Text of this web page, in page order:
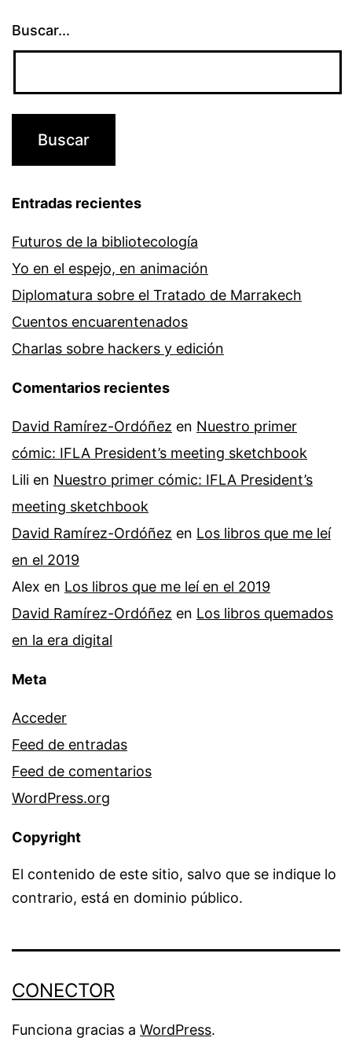
Buscar...
Entradas recientes
Futuros de la bibliotecología
Yo en el espejo, en animación
Diplomatura sobre el Tratado de Marrakech
Cuentos encuarentenados
Charlas sobre hackers y edición
Comentarios recientes
David Ramírez-Ordóñez en Nuestro primer
cómic: IFLA President’s meeting sketchbook
Lili en Nuestro primer cómic: IFLA President’s
meeting sketchbook
David Ramírez-Ordóñez en Los libros que me leí
en el 2019
Alex en Los libros que me leí en el 2019
David Ramírez-Ordóñez en Los libros quemados
en la era digital
Meta
Acceder
Feed de entradas
Feed de comentarios
WordPress.org
Copyright
El contenido de este sitio, salvo que se indique lo
contrario, está en dominio público.
CONECTOR
Funciona gracias a WordPress.